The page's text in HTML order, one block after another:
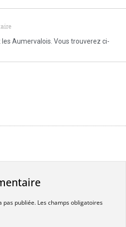
Aumervalois. Vous trouverez ci-
pas publiée. Les champs obligatoires